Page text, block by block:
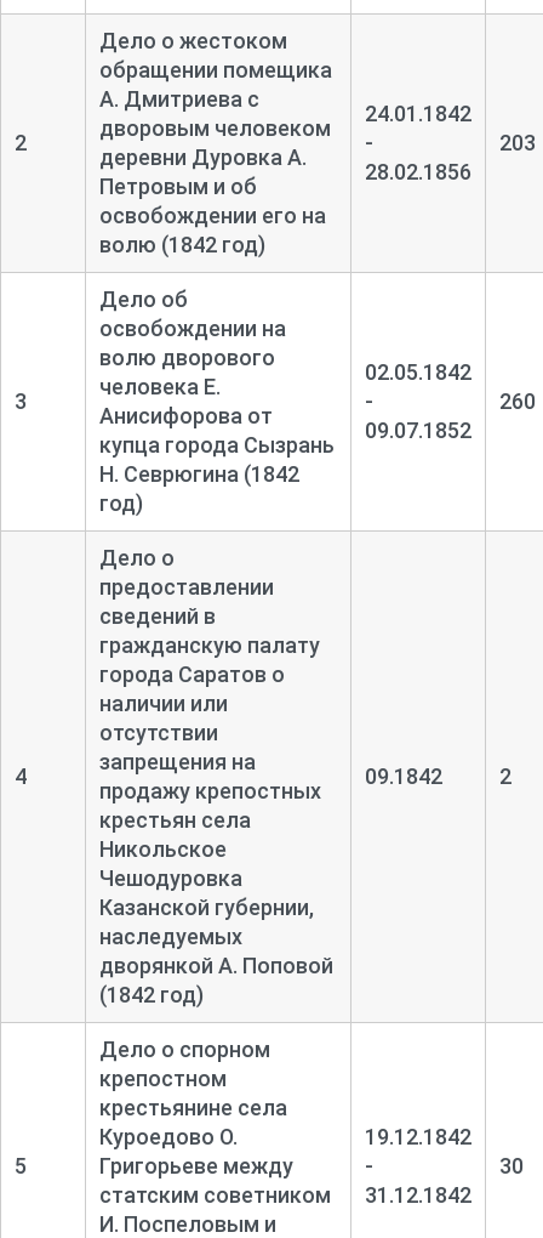
2
Дело о жестоком
обращении помещика
А. Дмитриева с
дворовым человеком
деревни Дуровка А.
Петровым и об
освобождении его на
волю (1842 год)
24.01.1842
-
28.02.1856
203
3
Дело об
освобождении на
волю дворового
человека Е.
Анисифорова от
купца города Сызрань
Н. Севрюгина (1842
год)
02.05.1842
-
09.07.1852
260
4
Дело о
предоставлении
сведений в
гражданскую палату
города Саратов о
наличии или
отсутствии
запрещения на
продажу крепостных
крестьян села
Никольское
Чешодуровка
Казанской губернии,
наследуемых
дворянкой А. Поповой
(1842 год)
09.1842 2
5
Дело о спорном
крепостном
крестьянине села
Куроедово О.
Григорьеве между
статским советником
И. Поспеловым и
19.12.1842
-
31.12.1842
30